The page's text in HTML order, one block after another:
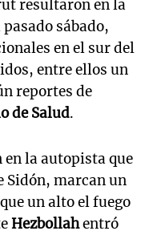
resultaron en la
sábado,
en el sur del
entre ellos un
reportes de
de Salud.
en la autopista que
Sidón, marcan un
un alto el fuego
Hezbollahentró